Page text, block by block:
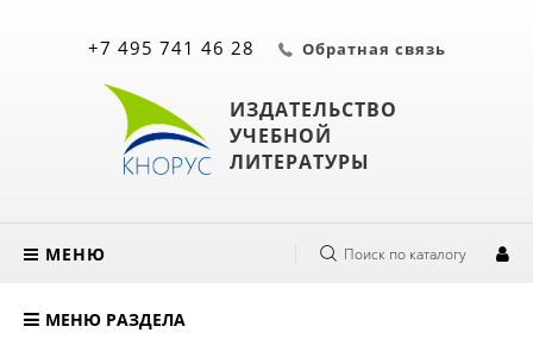
ИЗДАТЕЛЬСТВО
УЧЕБНОЙ
ЛИТЕРАТУРЫ
+7 495 741 46 28 Обратная связь
МЕНЮ Поиск по каталогу
МЕНЮ РАЗДЕЛА